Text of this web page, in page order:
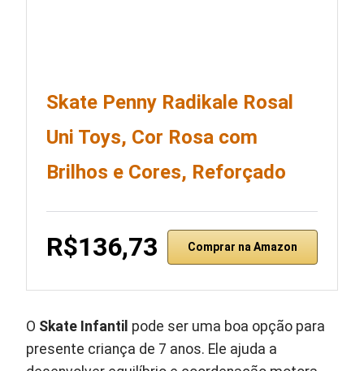
Skate Penny Radikale Rosal
Uni Toys, Cor Rosa com
Brilhos e Cores, Reforçado
R$136,73 Comprar na Amazon
O Skate Infantil pode ser uma boa opção para
presente criança de 7 anos. Ele ajuda a